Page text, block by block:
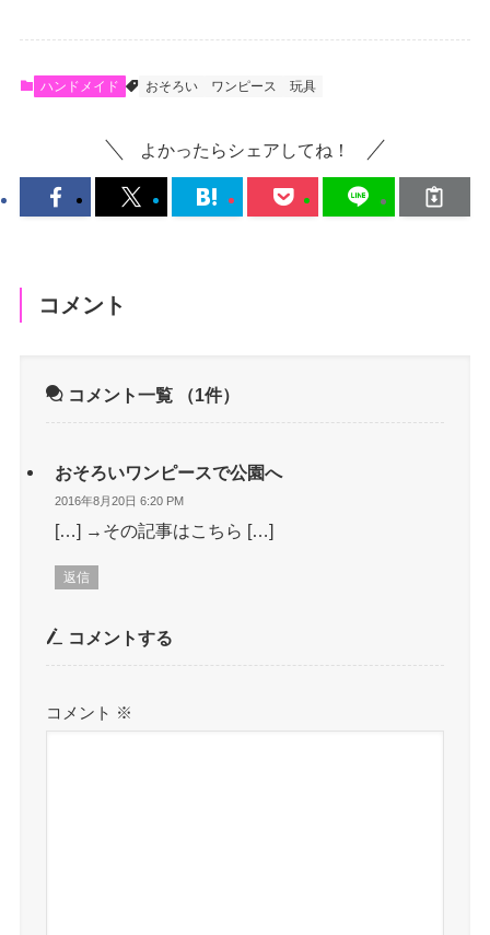
ハンドメイド おそろい ワンピース 玩具
よかったらシェアしてね！
コメント
コメント一覧 （1件）
おそろいワンピースで公園へ
2016年8月20日 6:20 PM
[…] →その記事はこちら […]
返信
コメントする
コメント ※